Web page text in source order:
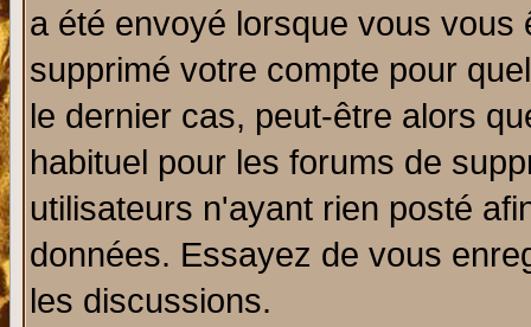
a été envoyé lorsque vous
supprimé votre compte pour
le dernier cas, peut-être alors
habituel pour les forums de
utilisateurs n'ayant rien posté
données. Essayez de vous
les discussions.